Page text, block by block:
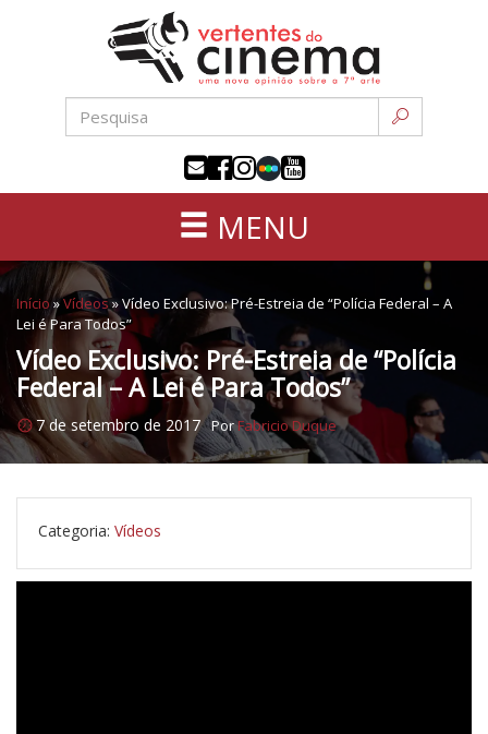
conteúdo
sétima
MENU
Início»Vídeos»Vídeo Exclusivo: Pré-Estreia de “Polícia Federal – A
Lei é Para Todos”
Vídeo Exclusivo: Pré-Estreia de “Polícia
Federal – A Lei é Para Todos”
7 de setembro de 2017 PorFabricio Duque
Categoria: Vídeos